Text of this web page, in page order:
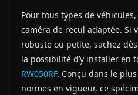
Pour tous types de
caméra de recul adaptée. Si
robuste ou petite, sachez
la possibilité d’y installer en
RW050RF. Conçu dans le
normes en vigueur, ce